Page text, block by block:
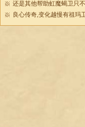
还是其他帮助虹魔蝎卫只
良心传奇,变化越慢有祖玛